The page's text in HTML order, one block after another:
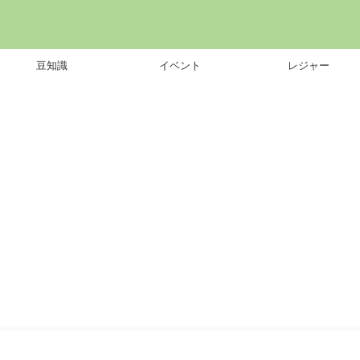
豆知識 イベント レジャー